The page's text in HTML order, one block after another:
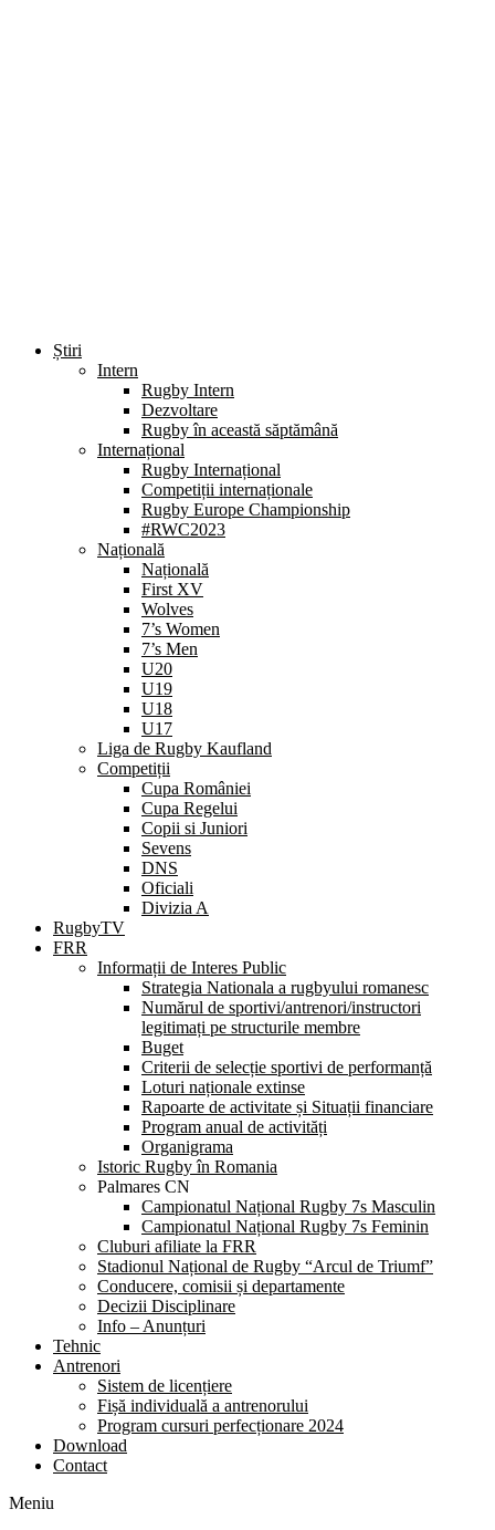
Știri
Intern
Rugby Intern
Dezvoltare
Rugby în această săptămână
Internațional
Rugby Internațional
Competiții internaționale
Rugby Europe Championship
#RWC2023
Națională
Națională
First XV
Wolves
7’s Women
7’s Men
U20
U19
U18
U17
Liga de Rugby Kaufland
Competiții
Cupa României
Cupa Regelui
Copii si Juniori
Sevens
DNS
Oficiali
Divizia A
RugbyTV
FRR
Informații de Interes Public
Strategia Nationala a rugbyului romanesc
Numărul de sportivi/antrenori/instructori
legitimați pe structurile membre
Buget
Criterii de selecție sportivi de performanță
Loturi naționale extinse
Rapoarte de activitate și Situații financiare
Program anual de activități
Organigrama
Istoric Rugby în Romania
Palmares CN
Campionatul Național Rugby 7s Masculin
Campionatul Național Rugby 7s Feminin
Cluburi afiliate la FRR
Stadionul Național de Rugby “Arcul de Triumf”
Conducere, comisii și departamente
Decizii Disciplinare
Info – Anunțuri
Tehnic
Antrenori
Sistem de licențiere
Fișă individuală a antrenorului
Program cursuri perfecționare 2024
Download
Contact
Meniu